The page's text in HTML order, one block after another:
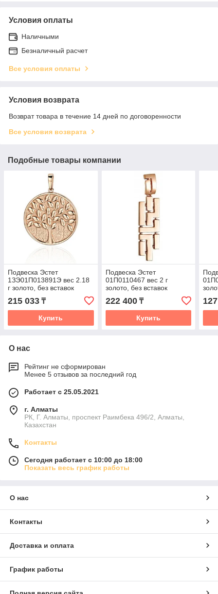
Условия оплаты
Наличными
Безналичный расчет
Все условия оплаты
Условия возврата
Возврат товара в течение 14 дней по договоренности
Все условия возврата
Подобные товары компании
Подвеска Эстет
1ЗЭ01П013891Э вес 2.18
г золото, без вставок
215 033 ₸
Купить
Подвеска Эстет
01П0110467 вес 2 г
золото, без вставок
222 400₸
Купить
О нас
Рейтинг не сформирован
Менее 5 отзывов за последний год
Работает с 25.05.2021
г. Алматы
РК, Г. Алматы, проспект Раимбека 496/2, Алматы,
Казахстан
Контакты
Сегодня работает с 10:00 до 18:00
Показать весь график работы
О нас
Контакты
Доставка и оплата
График работы